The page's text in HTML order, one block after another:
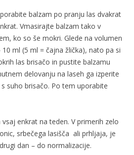
balzam po pranju las dvakrat
Vmasirajte balzam tako v
ko so še mokri. Glede na volumen
ml (5 ml = čajna žlička), nato pa si
las brisačo in pustite balzamu
delovanju na laseh ga izperite
suho brisačo. Po tem uporabite
enkrat na teden. V primerih zelo
srbečega lasišča ali prhljaja, je
dan – do normalizacije.